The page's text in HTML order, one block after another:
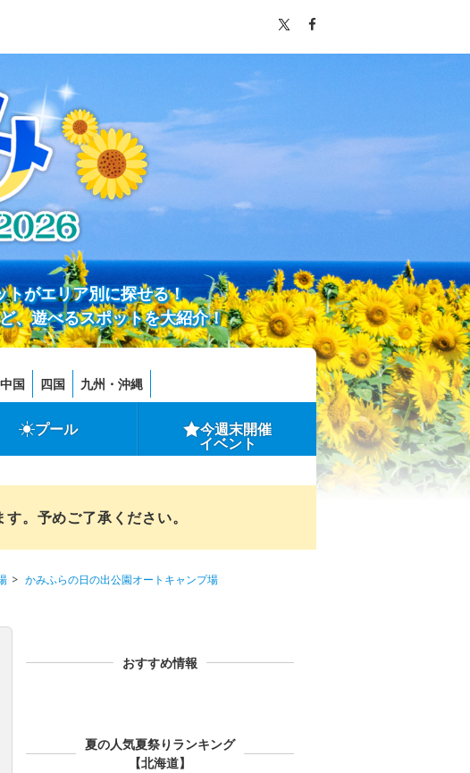
トがエリア別に探せる！
、遊べるスポットを大紹介！
中国 四国 九州・沖縄
プール 今週末開催
イベント
。予めご了承ください。
かみふらの日の出公園オートキャンプ場
おすすめ情報
夏の人気夏祭りランキング
【北海道】